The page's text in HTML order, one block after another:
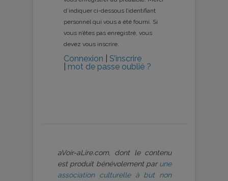
d’indiquer ci-dessous l’identifiant
personnel qui vous a été fourni. Si
vous n’êtes pas enregistré, vous
devez vous inscrire.
Connexion
S’inscrire
mot de passe oublié ?
aVoir-aLire.com, dont le contenu
est produit bénévolement par une
association culturelle à but non